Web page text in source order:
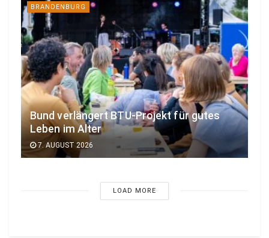
BRANDENBURG
Bund verlängert BTU-Projekt für gutes
Leben im Alter
7. AUGUST 2026
LOAD MORE